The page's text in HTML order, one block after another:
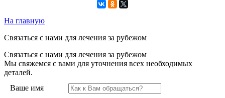
На главную
Связаться с нами для лечения за рубежом
Связаться с нами для лечения за рубежом
Мы свяжемся с вами для уточнения всех необходимых
деталей.
Ваше имя